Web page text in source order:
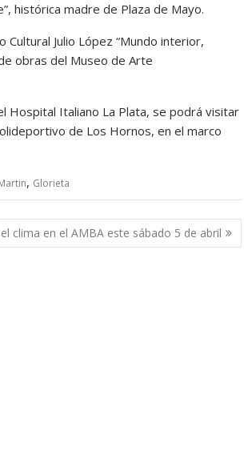
histórica madre de Plaza de Mayo.
Julio López “Mundo interior,
obras del Museo de Arte
Hospital Italiano La Plata, se podrá visitar
de Los Hornos, en el marco
, Glorieta
clima en el AMBA este sábado 5 de abril